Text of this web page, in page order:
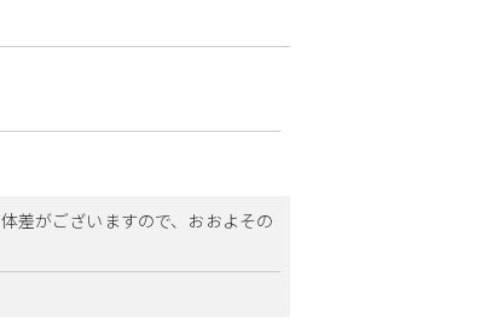
差がございますので、おおよその